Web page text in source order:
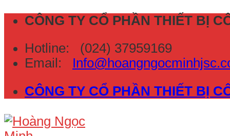
Skip
content
CÔNG TY CỔ PHẦN THIẾT BỊ
Hotline: (024) 37959169
Email:
CÔNG TY CỔ PHẦN THIẾT BỊ